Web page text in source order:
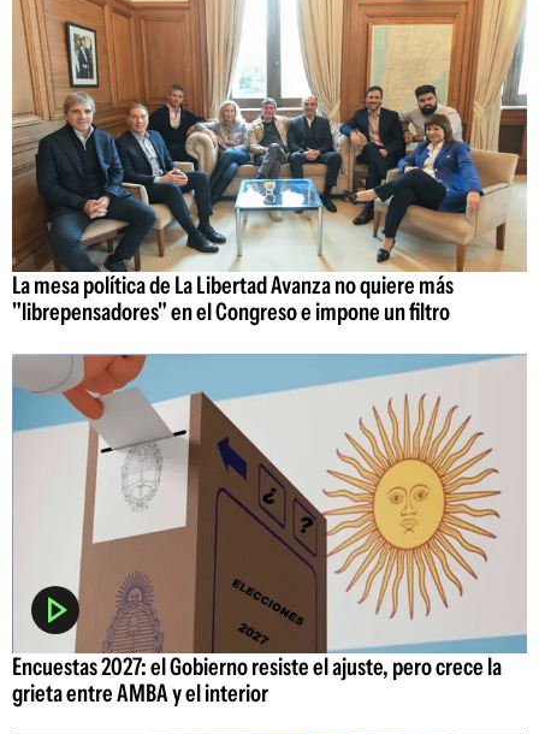
La mesa política de La Libertad Avanza no quiere más
"librepensadores" en el Congreso e impone un filtro
Encuestas 2027: el Gobierno resiste el ajuste, pero crece la
grieta entre AMBA y el interior